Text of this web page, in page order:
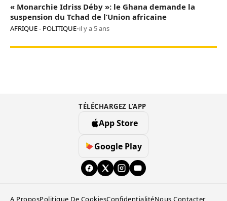
« Monarchie Idriss Déby »: le Ghana demande la
suspension du Tchad de l’Union africaine
AFRIQUE - POLITIQUE•il y a 5 ans
TÉLÉCHARGEZ L’APP
App Store
Google Play
A ProposPolitique De CookiesConfidentialitéNous Contacter